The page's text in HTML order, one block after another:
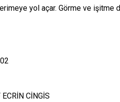
yol açar. Görme ve işitme
CİNGİS